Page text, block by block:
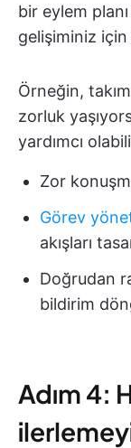
bir eylem
gelişiminiz
Örneğin,
zorluk
yardımcı
Zor
Görev
akışları
Doğrudan
bildirim
Adım 4: